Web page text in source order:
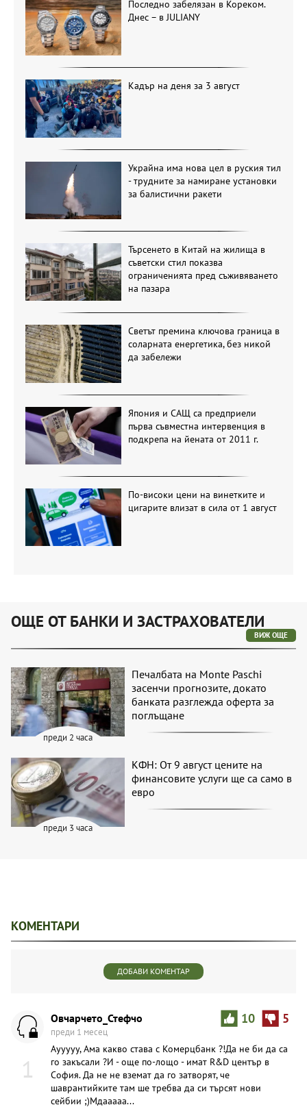
Последно забелязан в Кореком.
Днес – в JULIANY
Кадър на деня за 3 август
Украйна има нова цел в руския тил
- трудните за намиране установки
за балистични ракети
Търсенето в Китай на жилища в
съветски стил показва
ограниченията пред съживяването
на пазара
Светът премина ключова граница в
соларната енергетика, без никой
да забележи
Япония и САЩ са предприели
първа съвместна интервенция в
подкрепа на йената от 2011 г.
По-високи цени на винетките и
цигарите влизат в сила от 1 август
ОЩЕ ОТ БАНКИ И ЗАСТРАХОВАТЕЛИ
ВИЖ ОЩЕ
преди 2 часа
Печалбата на Monte Paschi
засенчи прогнозите, докато
банката разглежда оферта за
поглъщане
преди 3 часа
КФН: От 9 август цените на
финансовите услуги ще са само в
евро
КОМЕНТАРИ
ДОБАВИ КОМЕНТАР
1
10 5
Овчарчето_Стефчо
преди 1 месец
Аууууу, Ама какво става с Комерцбанк ?!Да не би да са
го закъсали ?И - още по-лощо - имат R&D център в
София. Да не не вземат да го затворят, че
шаврантийките там ше требва да си търсят нови
сейбии ;)Мдааааа...